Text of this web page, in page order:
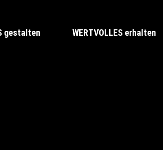
gestalten WERTVOLLES erhalten